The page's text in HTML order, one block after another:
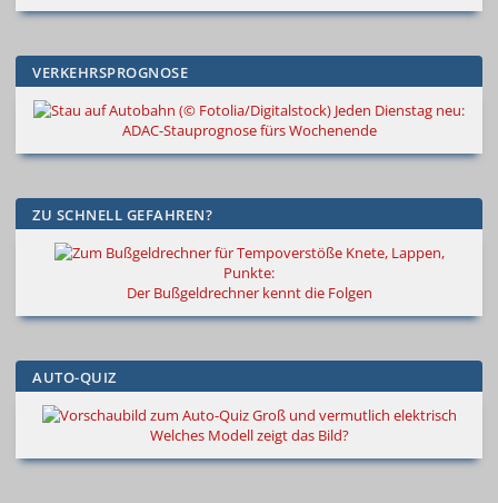
VERKEHRSPROGNOSE
Jeden Dienstag neu:
ADAC-Stauprognose fürs Wochenende
ZU SCHNELL GEFAHREN?
Knete, Lappen,
Punkte:
Der Bußgeldrechner kennt die Folgen
AUTO-QUIZ
Groß und vermutlich elektrisch
Welches Modell zeigt das Bild?